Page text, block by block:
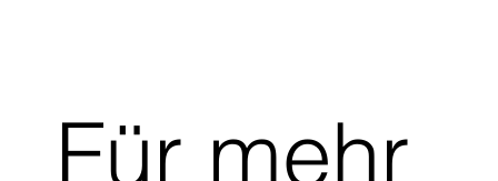
Für mehr